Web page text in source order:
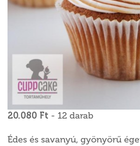
20.080 Ft - 12 darab
Édes és savanyú, gyönyörű